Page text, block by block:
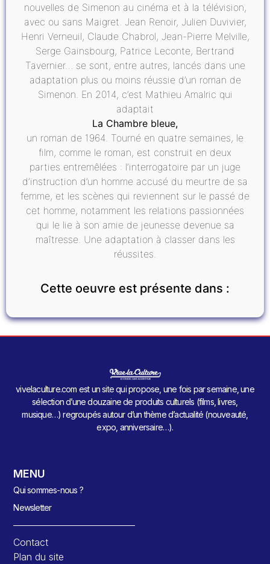
nouvelles de Simenon au cinéma et à la télévision,
avec ou sans Maigret. Jean Renoir, Julien Duvivier,
Henri Verneuil, Claude Chabrol, Jean-Pierre Melville,
Serge Gainsbourg, Patrice Leconte, Bertrand
Tavernier… se sont, entre autres, lancés dans une
adaptation plus ou moins réussie d’un roman de
Simenon. En 2014, c’est Mathieu Amalric qui
adaptait
La Chambre bleue,
un roman de 1964. Tourné en quatre semaines, le
film, comme le roman, est construit en deux
parties entremêlées : l’interrogatoire par un juge
d’instruction d’un homme accusé du meurtre de sa
femme, et les scènes qui reviennent sur le passé de
cet homme, notamment les relations passionnées
qui le lie à son amie de jeunesse devenue sa
maîtresse. Une adaptation à classer dans les
réussites.
Cette oeuvre est présente dans :
vivelaculture.com est un site qui propose, une fois par semaine, une
sélection d’une douzaine de produits culturels (films, livres,
musique…) regroupés autour d’un thème d’actualité (nouveauté,
expo, anniversaire…).
MENU
Qui sommes-nous ?
Newsletter
Contact
Plan du site